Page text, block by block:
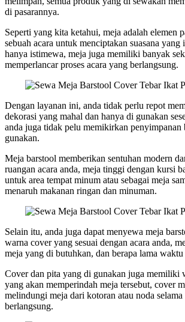
di pasarannya.
Seperti yang kita ketahui, meja adalah elemen
sebuah acara untuk menciptakan suasana
hanya istimewa, meja juga memiliki banyak
memperlancar proses acara yang berlangsung.
Dengan layanan ini, anda tidak perlu repot
dekorasi yang mahal dan hanya di gunakan
anda juga tidak pelu memikirkan penyimpanan
gunakan.
Meja barstool memberikan sentuhan modern
ruangan acara anda, meja tinggi dengan kursi
untuk area tempat minum atau sebagai meja
menaruh makanan ringan dan minuman.
Selain itu, anda juga dapat menyewa meja
warna cover yang sesuai dengan acara anda,
meja yang di butuhkan, dan berapa lama waktu
Cover dan pita yang di gunakan juga memiliki
yang akan memperindah meja tersebut, cover
melindungi meja dari kotoran atau noda selama
berlangsung.